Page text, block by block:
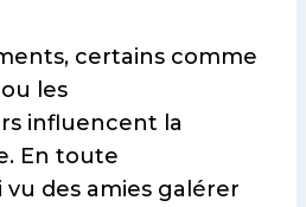
certains comme
les
influencent la
En toute
vu des amies galérer